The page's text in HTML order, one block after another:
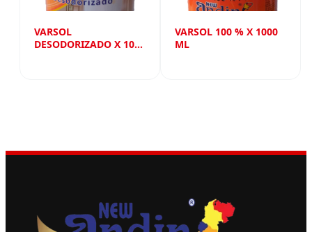
VARSOL
DESODORIZADO X 1000
VARSOL 100 % X 1000
ML